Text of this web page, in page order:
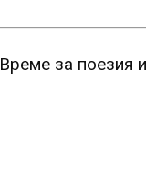
за поезия